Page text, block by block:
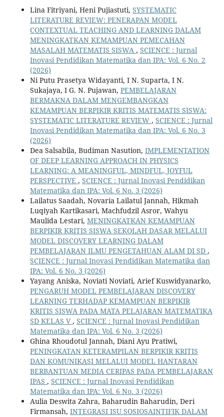
Lina Fitriyani, Heni Pujiastuti, SYSTEMATIC
LITERATURE REVIEW: PENERAPAN MODEL
CONTEXTUAL TEACHING AND LEARNING DALAM
MENINGKATKAN KEMAMPUAN PEMECAHAN
MASALAH MATEMATIS SISWA , SCIENCE : Jurnal
Inovasi Pendidikan Matematika dan IPA: Vol. 6 No. 2
(2026)
Ni Putu Prasetya Widayanti, I N. Suparta, I N.
Sukajaya, I G. N. Pujawan, PEMBELAJARAN
BERMAKNA DALAM MENGEMBANGKAN
KEMAMPUAN BERPIKIR KRITIS MATEMATIS SISWA:
SYSTEMATIC LITERATURE REVIEW , SCIENCE : Jurnal
Inovasi Pendidikan Matematika dan IPA: Vol. 6 No. 3
(2026)
Dea Salsabila, Budiman Nasution, IMPLEMENTATION
OF DEEP LEARNING APPROACH IN PHYSICS
LEARNING: A MEANINGFUL, MINDFUL, JOYFUL
PERSPECTIVE , SCIENCE : Jurnal Inovasi Pendidikan
Matematika dan IPA: Vol. 6 No. 3 (2026)
Lailatus Saadah, Novaria Lailatul Jannah, Hikmah
Luqiyah Kartikasari, Machfudzil Asror, Wahyu
Maulida Lestari, MENINGKATKAN KEMAMPUAN
BERPIKIR KRITIS SISWA SEKOLAH DASAR MELALUI
MODEL DISCOVERY LEARNING DALAM
PEMBELAJARAN ILMU PENGETAHUAN ALAM DI SD ,
SCIENCE : Jurnal Inovasi Pendidikan Matematika dan
IPA: Vol. 6 No. 3 (2026)
Yayang Aniska, Noviati Noviati, Arief Kuswidyanarko,
PENGARUH MODEL PEMBELAJARAN DISCOVERY
LEARNING TERHADAP KEMAMPUAN BERPIKIR
KRITIS SISWA PADA MATA PELAJARAN MATEMATIKA
SD KELAS V, SCIENCE : Jurnal Inovasi Pendidikan
Matematika dan IPA: Vol. 6 No. 3 (2026)
Ghina Rhoudotul Jannah, Diani Ayu Pratiwi,
PENINGKATAN KETERAMPILAN BERPIKIR KRITIS
DAN KOMUNIKASI MELALUI MODEL HANTARAN
BERBANTUAN MEDIA CERIPAS PADA PEMBELAJARAN
IPAS , SCIENCE : Jurnal Inovasi Pendidikan
Matematika dan IPA: Vol. 6 No. 3 (2026)
Aulia Deswita Zahra, Baharudin Baharudin, Deri
Firmansah, INTEGRASI ISU SOSIOSAINTIFIK DALAM